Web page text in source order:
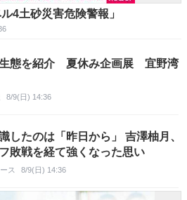
4土砂災害危険警報」
態を紹介 夏休み企画展 宜野湾
8/9(日) 14:36
したのは「昨日から」 吉澤柚月、
敗戦を経て強くなった思い
ス 8/9(日) 14:36